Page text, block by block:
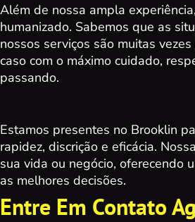
Além de nossa ampla
humanizado. Sabemos que as
nossos serviços são muitas
caso com o máximo cuidado,
passando.
Estamos presentes no Brooklin
rapidez, discrição e eficácia.
sua vida ou negócio, oferecendo
as melhores decisões.
Entre Em Contato